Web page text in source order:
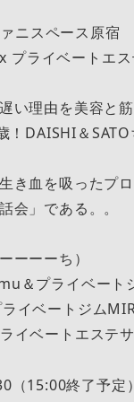
ニスペース原宿
プライベートエ
い理由を美容と
！DAISHI＆
き血を吸ったプ
会」である。。
ーーーち）
＆プライベート
イベートジム
イベートエステ
（15:00終了予定）